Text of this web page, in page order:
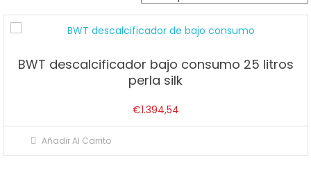
BWT descalcificador bajo consumo 25 litros
perla silk
€1.394,54
Añadir Al Carrito